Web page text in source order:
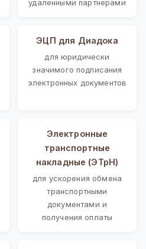
удаленными партнерами
ЭЦП для Диадока
для юридически
значимого подписания
электронных документов
Электронные
транспортные
накладные (ЭТрН)
для ускорения обмена
транспортными
документами и
получения оплаты